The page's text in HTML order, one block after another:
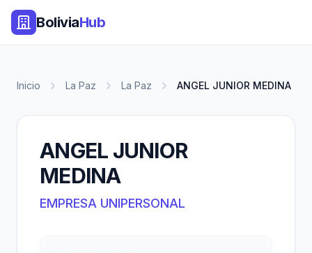
BoliviaHub
Inicio La Paz La Paz ANGEL JUNIOR MEDINA
ANGEL JUNIOR
MEDINA
EMPRESA UNIPERSONAL